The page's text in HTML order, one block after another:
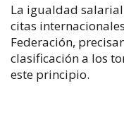
La igualdad
citas
Federación,
clasificación a los
este principio.